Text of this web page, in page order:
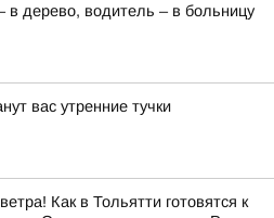
в дерево, водитель – в больницу
вас утренние тучки
Как в Тольятти готовятся к